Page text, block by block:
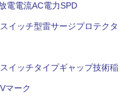
電電流AC電力SPD
イッチ型雷サージプロテクタ
イッチタイプギャップ技術稲
マーク